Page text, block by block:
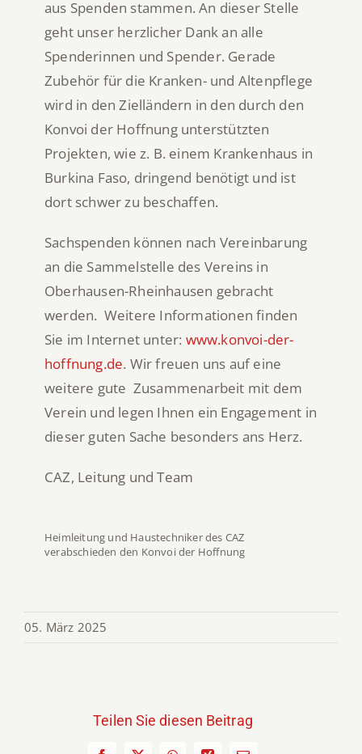
aus Spenden stammen. An dieser Stelle
geht unser herzlicher Dank an alle
Spenderinnen und Spender. Gerade
Zubehör für die Kranken- und Altenpflege
wird in den Zielländern in den durch den
Konvoi der Hoffnung unterstützten
Projekten, wie z. B. einem Krankenhaus in
Burkina Faso, dringend benötigt und ist
dort schwer zu beschaffen.
Sachspenden können nach Vereinbarung
an die Sammelstelle des Vereins in
Oberhausen-Rheinhausen gebracht
werden. Weitere Informationen finden
Sie im Internet unter: www.konvoi-der-
hoffnung.de. Wir freuen uns auf eine
weitere gute Zusammenarbeit mit dem
Verein und legen Ihnen ein Engagement in
dieser guten Sache besonders ans Herz.
CAZ, Leitung und Team
Heimleitung und Haustechniker des CAZ
verabschieden den Konvoi der Hoffnung
05. März 2025
Teilen Sie diesen Beitrag